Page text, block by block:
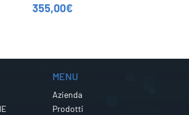
355,00€
MENU
Azienda
Prodotti